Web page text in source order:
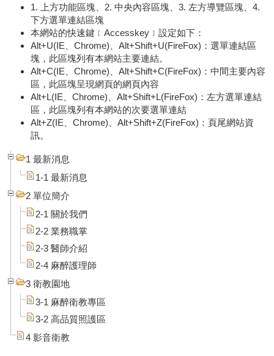
1. 上方功能區塊、2. 中央內容區塊、3. 左方導覽區塊、4.
下方選單連結區塊
本網站的快速鍵﹝Accesskey﹞設定如下：
Alt+U(IE、Chrome)、Alt+Shift+U(FireFox)：選單連結區
塊，此區塊列有本網站主要連結。
Alt+C(IE、Chrome)、Alt+Shift+C(FireFox)：中間主要內容
區，此區塊呈現網頁的網頁內容
Alt+L(IE、Chrome)、Alt+Shift+L(FireFox)：左方選單連結
區，此區塊列有本網站的次要選單連結
Alt+Z(IE、Chrome)、Alt+Shift+Z(FireFox)：頁尾網站資
訊。
1 最新消息
1-1 最新消息
2 單位簡介
2-1 關於我們
2-2 業務職掌
2-3 醫師介紹
2-4 麻醉護理師
3 衛教園地
3-1 麻醉衛教專區
3-2 高品質照護區
4 影音衛教